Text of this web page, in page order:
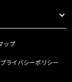
ップ
プライバシーポリシー